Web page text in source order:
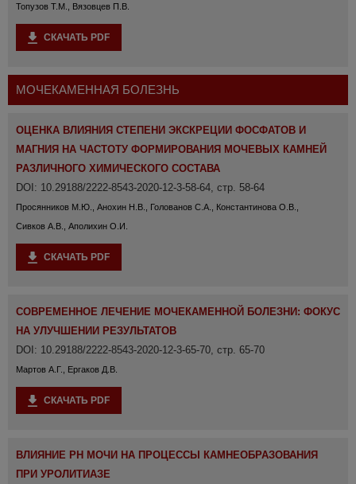
Топузов Т.М., Вязовцев П.В.
СКАЧАТЬ PDF
МОЧЕКАМЕННАЯ БОЛЕЗНЬ
ОЦЕНКА ВЛИЯНИЯ СТЕПЕНИ ЭКСКРЕЦИИ ФОСФАТОВ И
МАГНИЯ НА ЧАСТОТУ ФОРМИРОВАНИЯ МОЧЕВЫХ КАМНЕЙ
РАЗЛИЧНОГО ХИМИЧЕСКОГО СОСТАВА
DOI: 10.29188/2222-8543-2020-12-3-58-64, стр. 58-64
Просянников М.Ю., Анохин Н.В., Голованов С.А., Константинова О.В.,
Сивков А.В., Аполихин О.И.
СКАЧАТЬ PDF
СОВРЕМЕННОЕ ЛЕЧЕНИЕ МОЧЕКАМЕННОЙ БОЛЕЗНИ: ФОКУС
НА УЛУЧШЕНИИ РЕЗУЛЬТАТОВ
DOI: 10.29188/2222-8543-2020-12-3-65-70, стр. 65-70
Мартов А.Г., Ергаков Д.В.
СКАЧАТЬ PDF
ВЛИЯНИЕ РН МОЧИ НА ПРОЦЕССЫ КАМНЕОБРАЗОВАНИЯ
ПРИ УРОЛИТИАЗЕ